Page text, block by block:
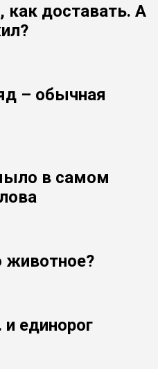
как доставать. А
– обычная
в самом
животное?
единорог